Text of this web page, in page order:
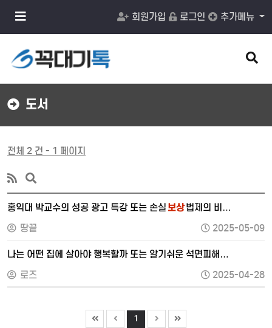
메
튼
회원가입 로그인 추가메뉴
검
색
버
도서
전체 2 건 - 1 페이지
홍익대 박교수의 성공 광고 특강 또는 손실 보상법제의 비…
땅끝
2025-05-09
나는 어떤 집에 살아야 행복할까 또는 알기쉬운 석면피해…
로즈
2025-04-28
1